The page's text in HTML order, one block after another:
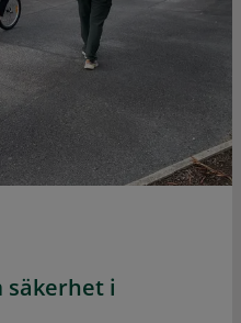
säkerhet i